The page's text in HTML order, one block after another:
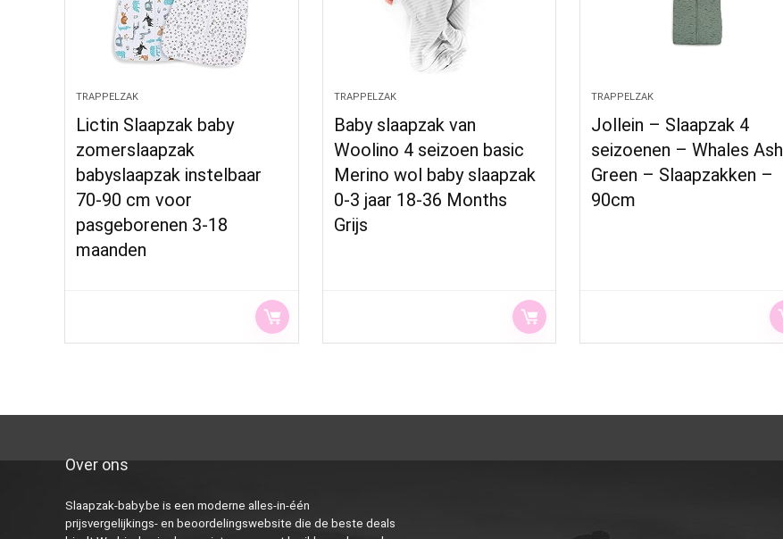
TRAPPELZAK
Lictin Slaapzak baby
zomerslaapzak
babyslaapzak instelbaar
70-90 cm voor
pasgeborenen 3-18
maanden
TRAPPELZAK
Baby slaapzak van
Woolino 4 seizoen basic
Merino wol baby slaapzak
0-3 jaar 18-36 Months
Grijs
TRAPPELZAK
Jollein – Slaapzak 4
seizoenen – Whales Ash
Green – Slaapzakken –
90cm
Over ons
Slaapzak-baby.be is een moderne alles-in-één
prijsvergelijkings- en beoordelingswebsite die de beste deals